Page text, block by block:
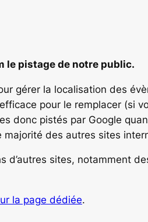
le pistage de notre public.
gérer la localisation des
pour le remplacer (si
donc pistés par Google
majorité des autres sites
d’autres sites, notamment
la page dédiée.